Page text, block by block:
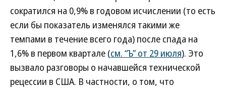
сократился на 0,9% в годовом исчислении (то есть
если бы показатель изменялся такими же
темпами в течение всего года) после спада на
1,6% в первом квартале (см. “Ъ” от 29 июля). Это
вызвало разговоры о начавшейся технической
рецессии в США. В частности, о том, что